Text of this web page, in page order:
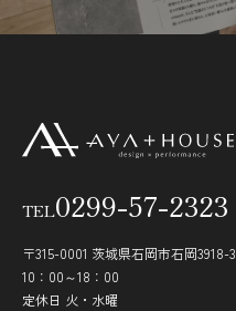
TEL0299-57-2323
〒315-0001 茨城県石岡市石岡3918-3
10：00～18：00
定休日 火・水曜